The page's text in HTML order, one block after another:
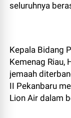
seluruhnya
Kepala Bidang
Kemenag Riau,
jemaah
II Pekanbaru
Lion Air dalam